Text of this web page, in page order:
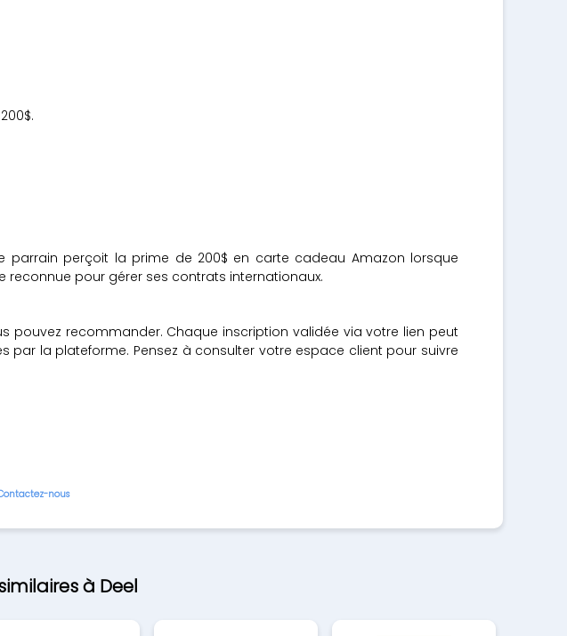
parrain perçoit la prime de 200$ en carte cadeau Amazon lorsque
reconnue pour gérer ses contrats internationaux.
recommander. Chaque inscription validée via votre lien peut
la plateforme. Pensez à consulter votre espace client pour suivre
nous
à Deel